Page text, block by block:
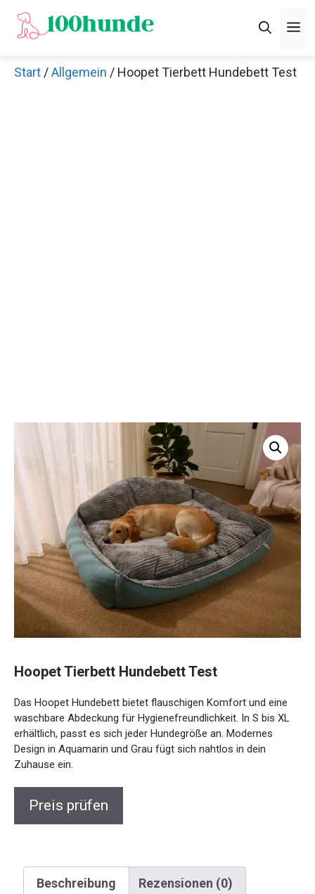
Zum
Inhalt
Start /Allgemein / Hoopet Tierbett Hundebett Test
Hoopet Tierbett Hundebett Test
Das Hoopet Hundebett bietet flauschigen Komfort und eine
waschbare Abdeckung für Hygienefreundlichkeit. In S bis XL
erhältlich, passt es sich jeder Hundegröße an. Modernes
Design in Aquamarin und Grau fügt sich nahtlos in dein
Zuhause ein.
Preis prüfen
Beschreibung Rezensionen (0)